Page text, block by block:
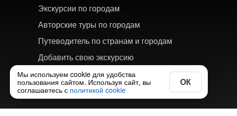
Экскурсии по городам
Авторские туры по городам
Путеводитель по странам и городам
Добавить свою экскурсию
Мы используем cookie для удобства
пользования сайтом. Используя сайт, вы
соглашаетесь с политикой cookie
ОК